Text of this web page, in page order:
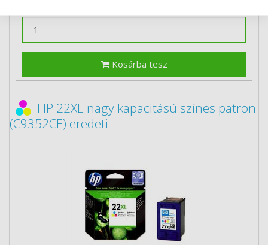
Kosárba tesz
HP 22XL nagy kapacitású színes patron
(C9352CE) eredeti